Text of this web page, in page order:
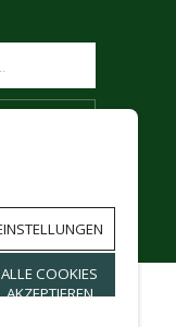
ALLE COOKIES
AKZEPTIEREN